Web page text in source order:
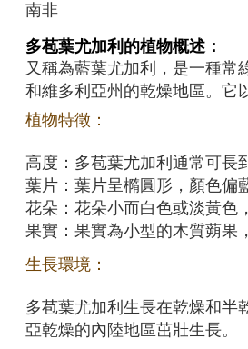
南非
多苞葉尤加利 的植物概述：
又稱為藍葉尤加利，是一種常
和維多利亞州的乾燥地區。它
植物特徵：
高度：多苞葉尤加利通常可長
葉片：葉片呈橢圓形，顏色偏
花朵：花朵小而白色或淡黃色
果實：果實為小型的木質蒴果
生長環境：
多苞葉尤加利生長在乾燥和半
亞乾燥的內陸地區茁壯生長。